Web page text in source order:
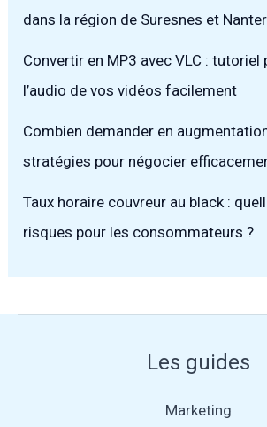
dans la région de Suresnes et
Convertir en MP3 avec VLC : tutoriel
l’audio de vos vidéos facilement
Combien demander en
stratégies pour négocier
Taux horaire couvreur au black :
risques pour les consommateurs ?
Les guides
Marketing